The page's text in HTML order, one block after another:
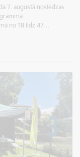
7. augustā noslēdzas
no 18 līdz 47…